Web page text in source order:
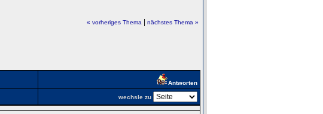
« vorheriges Thema| nächstes Thema »
Antworten
wechsle zu